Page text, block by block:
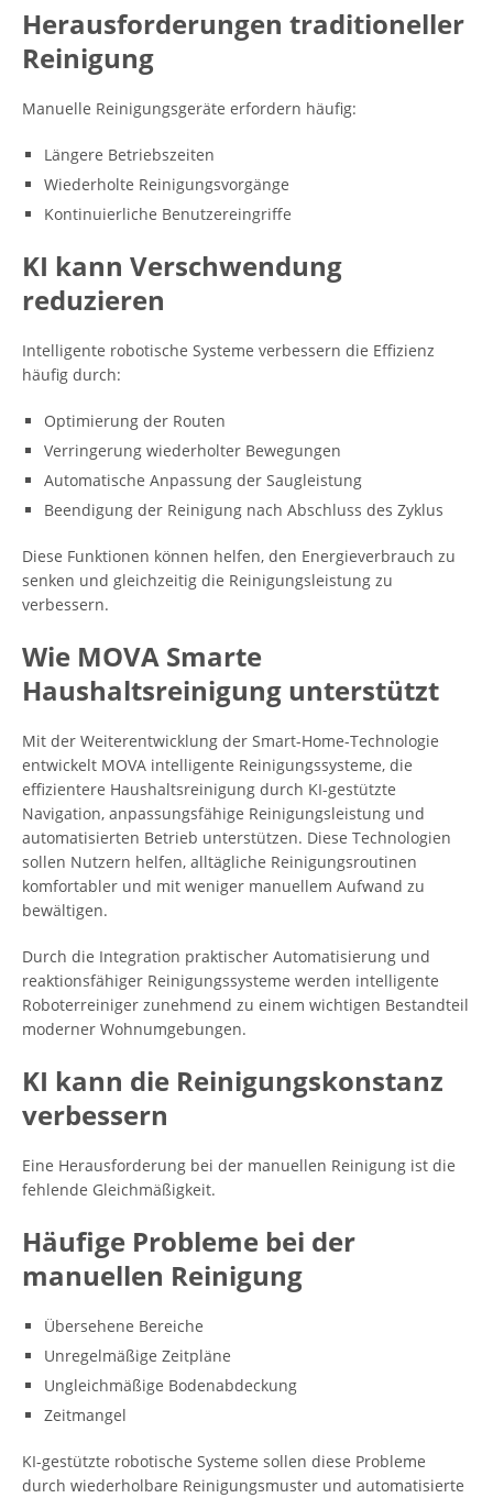
Herausforderungen traditioneller
Reinigung
Manuelle Reinigungsgeräte erfordern häufig:
Längere Betriebszeiten
Wiederholte Reinigungsvorgänge
Kontinuierliche Benutzereingriffe
KI kann Verschwendung
reduzieren
Intelligente robotische Systeme verbessern die Effizienz
häufig durch:
Optimierung der Routen
Verringerung wiederholter Bewegungen
Automatische Anpassung der Saugleistung
Beendigung der Reinigung nach Abschluss des Zyklus
Diese Funktionen können helfen, den Energieverbrauch zu
senken und gleichzeitig die Reinigungsleistung zu
verbessern.
Wie MOVA Smarte
Haushaltsreinigung unterstützt
Mit der Weiterentwicklung der Smart-Home-Technologie
entwickelt MOVA intelligente Reinigungssysteme, die
effizientere Haushaltsreinigung durch KI-gestützte
Navigation, anpassungsfähige Reinigungsleistung und
automatisierten Betrieb unterstützen. Diese Technologien
sollen Nutzern helfen, alltägliche Reinigungsroutinen
komfortabler und mit weniger manuellem Aufwand zu
bewältigen.
Durch die Integration praktischer Automatisierung und
reaktionsfähiger Reinigungssysteme werden intelligente
Roboterreiniger zunehmend zu einem wichtigen Bestandteil
moderner Wohnumgebungen.
KI kann die Reinigungskonstanz
verbessern
Eine Herausforderung bei der manuellen Reinigung ist die
fehlende Gleichmäßigkeit.
Häufige Probleme bei der
manuellen Reinigung
Übersehene Bereiche
Unregelmäßige Zeitpläne
Ungleichmäßige Bodenabdeckung
Zeitmangel
KI-gestützte robotische Systeme sollen diese Probleme
durch wiederholbare Reinigungsmuster und automatisierte